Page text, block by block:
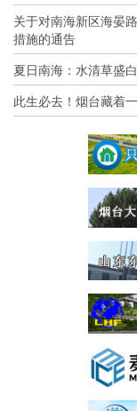
关于对南海新区海晏
措施的通告
夏日南海：水清草盛
此生必去！烟台藏着